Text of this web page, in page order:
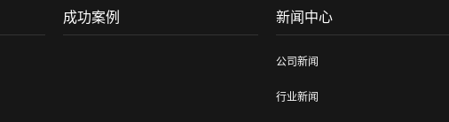
成功案例 新闻中心
公司新闻
行业新闻